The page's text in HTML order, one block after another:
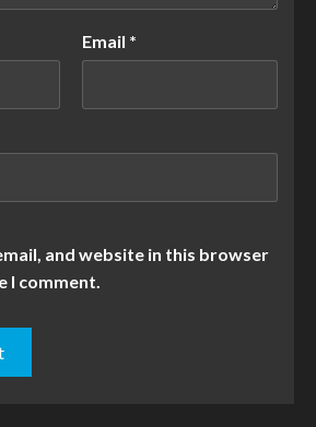
Email *
and website in this browser
I comment.